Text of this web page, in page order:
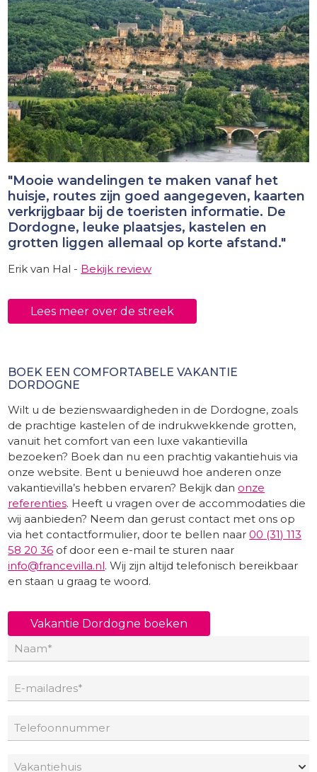
"Mooie wandelingen te maken vanaf het
huisje, routes zijn goed aangegeven, kaarten
verkrijgbaar bij de toeristen informatie. De
Dordogne, leuke plaatsjes, kastelen en
grotten liggen allemaal op korte afstand."
Erik van Hal - Bekijk review
Lees meer over de streek
BOEK EEN COMFORTABELE VAKANTIE
DORDOGNE
Wilt u de bezienswaardigheden in de Dordogne, zoals
de prachtige kastelen of de indrukwekkende grotten,
vanuit het comfort van een luxe vakantievilla
bezoeken? Boek dan nu een prachtig vakantiehuis via
onze website. Bent u benieuwd hoe anderen onze
vakantievilla’s hebben ervaren? Bekijk dan onze
referenties. Heeft u vragen over de accommodaties die
wij aanbieden? Neem dan gerust contact met ons op
via het contactformulier, door te bellen naar00 (31) 113
58 20 36 of door een e-mail te sturen naar
info@francevilla.nl. Wij zijn altijd telefonisch bereikbaar
en staan u graag te woord.
Vakantie Dordogne boeken